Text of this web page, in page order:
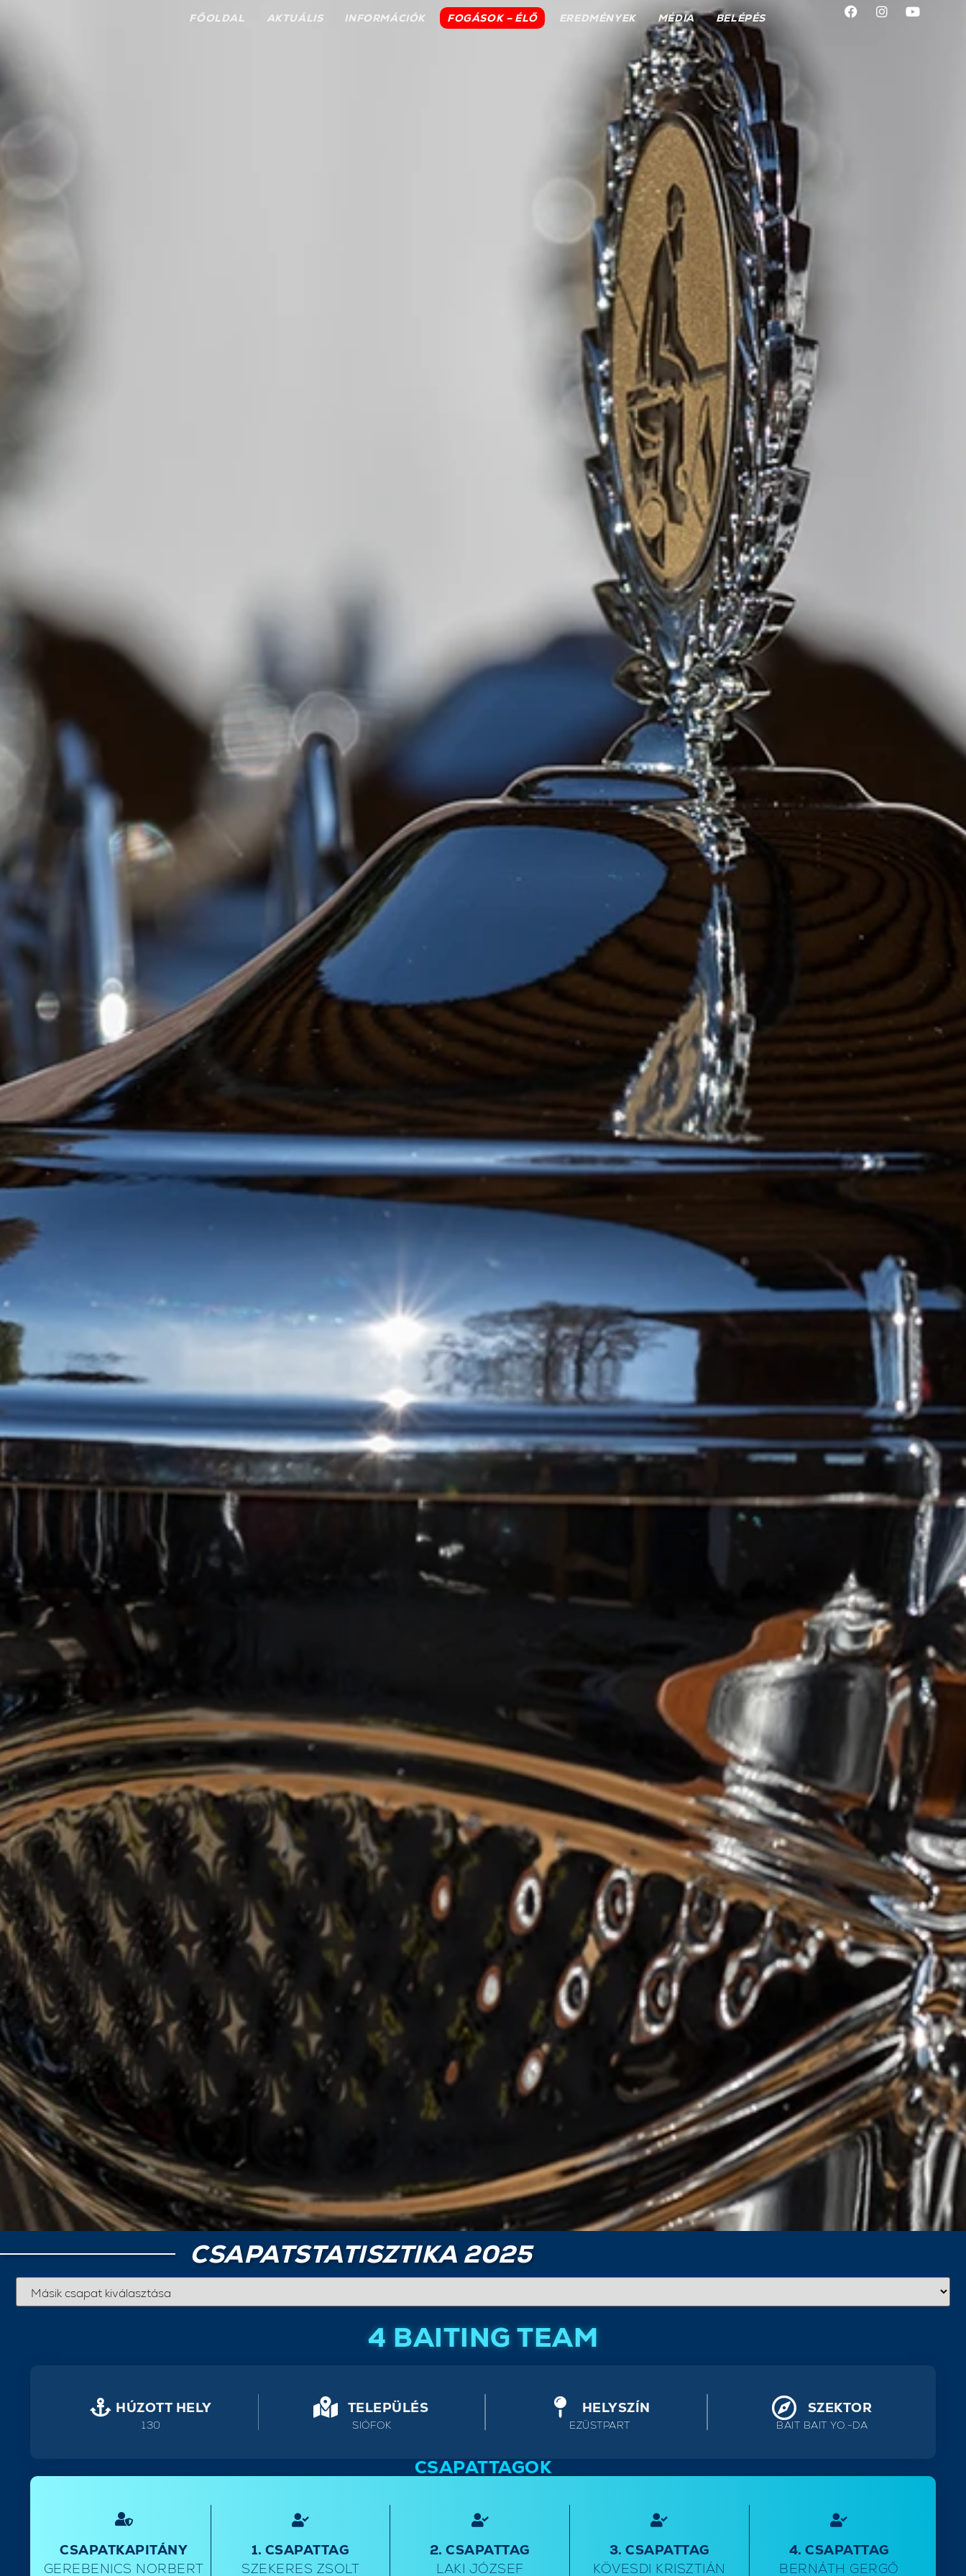
FŐOLDAL AKTUÁLIS INFORMÁCIÓK FOGÁSOK – ÉLŐ EREDMÉNYEK MÉDIA BELÉPÉS
CSAPATSTATISZTIKA 2025
4 BAITING TEAM
HÚZOTT HELY
130
TELEPÜLÉS
SIÓFOK
HELYSZÍN
EZÜSTPART
SZEKTOR
BAIT BAIT YO.-DA
CSAPATTAGOK
CSAPATKAPITÁNY
GEREBENICS NORBERT
1. CSAPATTAG
SZEKERES ZSOLT
2. CSAPATTAG
LAKI JÓZSEF
3. CSAPATTAG
KÖVESDI KRISZTIÁN
4. CSAPATTAG
BERNÁTH GERGŐ